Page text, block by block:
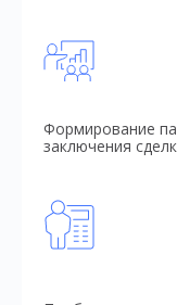
Формирование
заключения